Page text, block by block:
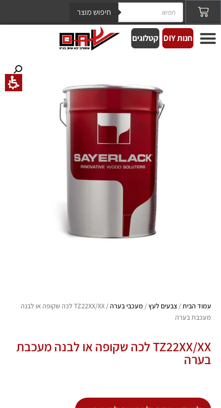
חיפוש מוצר
חנות DIY קטלוגים
עמוד הבית/ צבעים לעץ/ מעכבי בערה
/ TZ22XX/XX לכה שקופה או לבנה
מעכבת בערה
TZ22XX/XX לכה שקופה או לבנה מעכבת
בערה